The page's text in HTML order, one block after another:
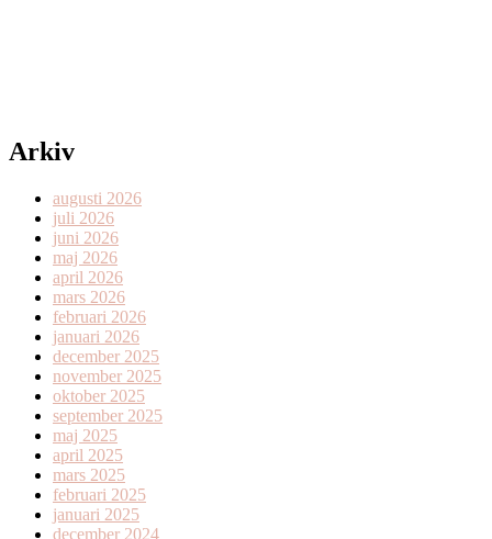
Arkiv
augusti 2026
juli 2026
juni 2026
maj 2026
april 2026
mars 2026
februari 2026
januari 2026
december 2025
november 2025
oktober 2025
september 2025
maj 2025
april 2025
mars 2025
februari 2025
januari 2025
december 2024